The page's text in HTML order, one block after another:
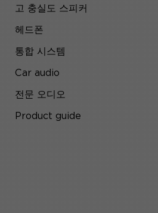
고 충실도 스피커
헤드폰
통합 시스템
Car audio
전문 오디오
Product guide